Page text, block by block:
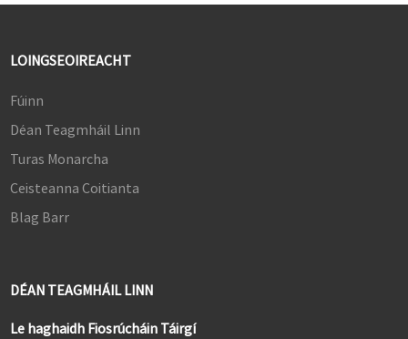
LOINGSEOIREACHT
Fúinn
Déan Teagmháil Linn
Turas Monarcha
Ceisteanna Coitianta
Blag Barr
DÉAN TEAGMHÁIL LINN
Le haghaidh Fiosrúcháin Táirgí